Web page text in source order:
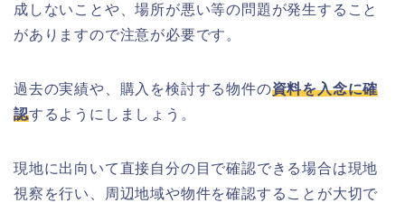
成しないことや、場所が悪い等の問題が発生すること
がありますので注意が必要です。
過去の実績や、購入を検討する物件の資料を入念に確
認するようにしましょう。
現地に出向いて直接自分の目で確認できる場合は現地
視察を行い、周辺地域や物件を確認することが大切で